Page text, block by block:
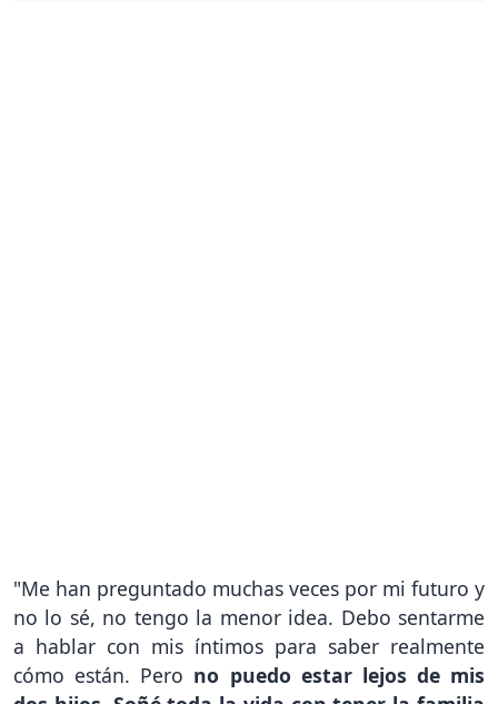
"Me han preguntado muchas veces por mi futuro y
no lo sé, no tengo la menor idea. Debo sentarme
a hablar con mis íntimos para saber realmente
cómo están. Pero no puedo estar lejos de mis